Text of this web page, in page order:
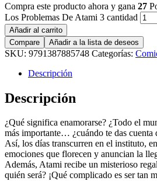
Compra este producto ahora y gana 27
Los Problemas De Atami 3 cantidad
Añadir al carrito
Compare
Añadir a la lista de deseos
SKU: 9791387885748 Categorías:
Descripción
Descripción
¿Qué significa enamorarse? ¿Todo el
más importante… ¿cuándo te das cuenta
Así, los días transcurren en el instituto,
emociones que florecen y anuncian la
Además, Atami recibe un misterioso
quién será? ¡Qué complicado es ser tan